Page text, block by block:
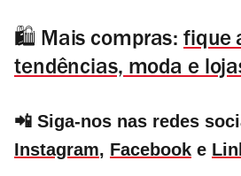
🛍️ Mais compras: fique
tendências, moda e
📲 Siga-nos nas redes
Instagram, Facebook e